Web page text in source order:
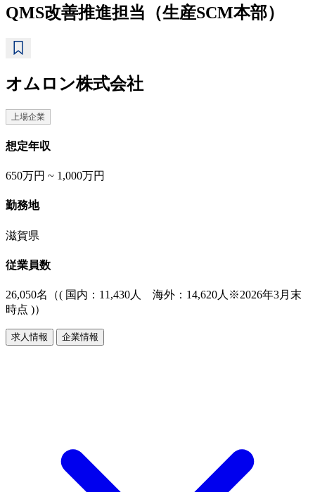
QMS改善推進担当（生産SCM本部）
オムロン株式会社
上場企業
想定年収
650万円 ~ 1,000万円
勤務地
滋賀県
従業員数
26,050名（( 国内：11,430人 海外：14,620人※2026年3月末
時点 )）
求人情報 企業情報